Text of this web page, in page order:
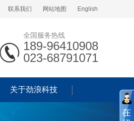
联系我们 网站地图 English
全国服务热线
189-96410908
023-68791071
关于劲浪科技